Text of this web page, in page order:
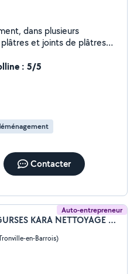
petits travaux électricité (
...
: 5/5
Contacter
Auto-entrepreneur
Murat Gurses (GURSES KARA NETTOYAGE ET SERVICES)
en-Barrois)